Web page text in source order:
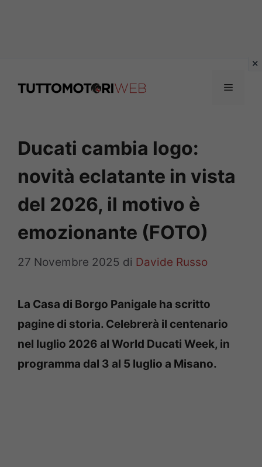
Menu
Ducati cambia logo:
novità eclatante in vista
del 2026, il motivo è
emozionante (FOTO)
27 Novembre 2025 di Davide Russo
La Casa di Borgo Panigale ha scritto
pagine di storia. Celebrerà il centenario
nel luglio 2026 al World Ducati Week, in
programma dal 3 al 5 luglio a Misano.